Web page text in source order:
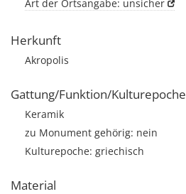
Art der Ortsangabe: unsicher
Herkunft
Akropolis
Gattung/Funktion/Kulturepoche
Keramik
zu Monument gehörig: nein
Kulturepoche: griechisch
Material